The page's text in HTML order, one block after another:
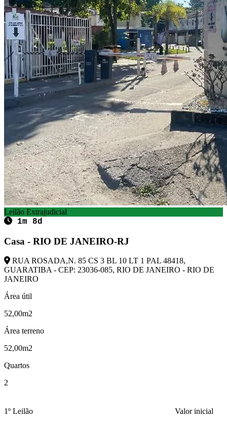
Leilão Extrajudicial
1m 8d
Casa - RIO DE JANEIRO-RJ
RUA ROSADA,N. 85 CS 3 BL 10 LT 1 PAL 48418,
GUARATIBA - CEP: 23036-085, RIO DE JANEIRO - RIO DE
JANEIRO
Área útil
52,00m2
Área terreno
52,00m2
Quartos
2
1º Leilão
Valor inicial